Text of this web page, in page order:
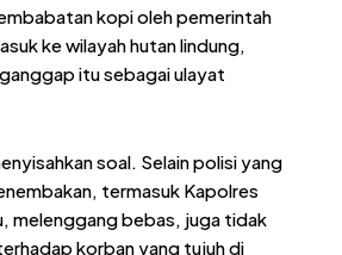
kopi oleh pemerintah
ke wilayah hutan lindung,
itu sebagai ulayat
soal. Selain polisi yang
termasuk Kapolres
melenggang bebas, juga tidak
korban yang tujuh di